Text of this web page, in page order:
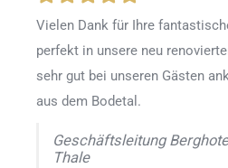
Vielen Dank für Ihre
perfekt in unsere neu
sehr gut bei unseren Gästen
aus dem Bodetal.
Geschäftsleitung
Thale